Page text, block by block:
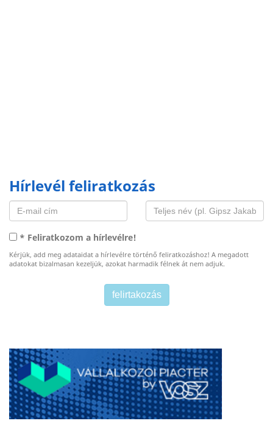
Hírlevél feliratkozás
* Feliratkozom a hírlevélre!
Kérjük, add meg adataidat a hírlevélre történő feliratkozáshoz! A megadott
adatokat bizalmasan kezeljük, azokat harmadik félnek át nem adjuk.